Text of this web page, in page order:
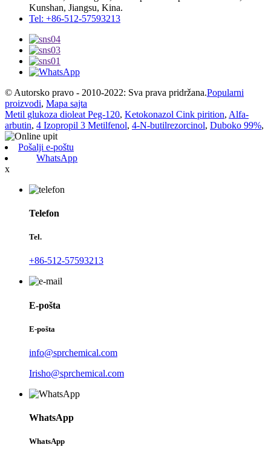
Kunshan, Jiangsu, Kina.
Tel: +86-512-57593213
© Autorsko pravo - 2010-2022: Sva prava pridržana.Popularni
proizvodi, Mapa sajta
Metil glukoza dioleat Peg-120, Ketokonazol Cink pirition, Alfa-
arbutin, 4 Izopropil 3 Metilfenol, 4-N-butilrezorcinol, Duboko 99%,
Pošalji e-poštu
WhatsApp
x
Telefon
Tel.
+86-512-57593213
E-pošta
E-pošta
info@sprchemical.com
Irisho@sprchemical.com
WhatsApp
WhatsApp